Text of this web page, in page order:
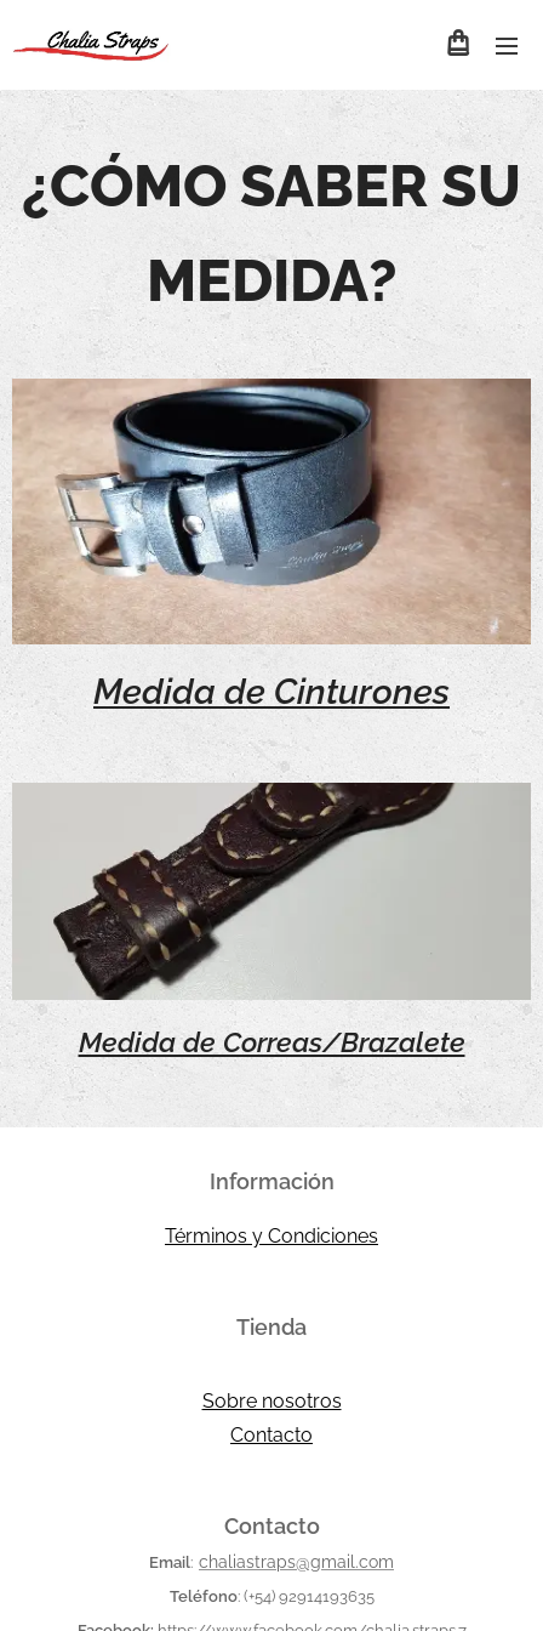
¿CÓMO SABER SU
MEDIDA?
Medida de Cinturones
Medida de Correas/Brazalete
Información
Términos y Condiciones
Tienda
Sobre nosotros
Contacto
Contacto
Email: chaliastraps@gmail.com
Teléfono: (+54) 92914193635